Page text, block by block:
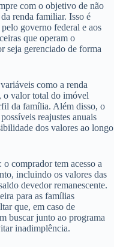
com o objetivo de não
renda familiar. Isso é
governo federal e aos
que operam o
seja gerenciado de forma
como a renda
o valor total do imóvel
da família. Além disso, o
reajustes anuais
dos valores ao longo
comprador tem acesso a
incluindo os valores das
devedor remanescente.
para as famílias
que, em caso de
buscar junto ao programa
inadimplência.